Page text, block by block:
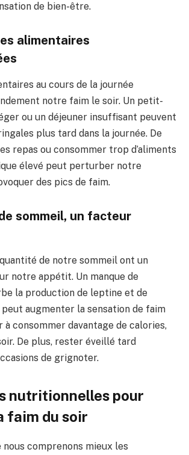
de bien-être.
alimentaires
au cours de la journée
notre faim le soir. Un petit-
ou un déjeuner insuffisant peuvent
plus tard dans la journée. De
repas ou consommer trop d’aliments
élevé peut perturber notre
des pics de faim.
sommeil, un facteur
de notre sommeil ont un
notre appétit. Un manque de
la production de leptine et de
augmenter la sensation de faim
à consommer davantage de calories,
De plus, rester éveillé tard
de grignoter.
nutritionnelles pour
faim du soir
nous comprenons mieux les